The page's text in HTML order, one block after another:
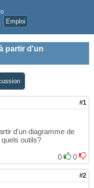
Emploi
partir d'un
#1
d'un diagramme de
outils?
0
0
#2